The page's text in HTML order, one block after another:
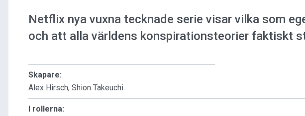
Netflix nya vuxna tecknade serie visar vilka som
och att alla världens konspirationsteorier faktiskt
Skapare:
Alex Hirsch, Shion Takeuchi
I rollerna: